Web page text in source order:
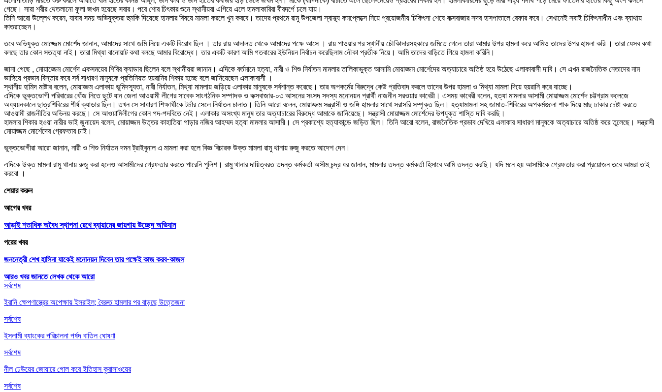
গেছে। সারা শরীর থেতলানো ফুলা জখম হয়েছে সবার। পরে শোর চিৎকার শুনে স্থানীয়রা এগিয়ে এলে হামলাকারিরা বীরদর্পে চলে যায়।
তিনি আরো উল্লেখ করেন, যাবার সময় অভিযুক্তরা হুমকি দিয়েছে হামলার বিষয়ে মামলা করলে খুন করবে। তাদের প্রথমে রামু উপজেলা স্বাস্থ্য কমপ্লেক্সে নিয়ে প্রয়োজনীয় চিকিৎসা শেষে কক্সবাজার সদর হাসপাতালে রেফার করে। সেখানেই সবাই চিকিৎসাধীন এবং ব্যাথায়
কাতরাচ্ছেন।
তবে অভিযুক্ত মোজ্জেম মোর্শেদ জানান, আমাদের সাথে জমি নিয়ে একটি বিরোধ ছিল । তার রায় আদালত থেকে আমাদের পক্ষে আসে । রায় পাওয়ার পর স্থানীয় চৌকিাদারসহকারে জমিতে গেলে তারা আমার উপর হামলা করে আমিও তাদের উপর হামলা করি । তারা যেসব কথা
বলছে তার কোন সতত্যা নাই। তারা মিথ্যা বানোয়াট কথা বলছে আমার বিরোদ্ধে। তার একটি কারণ আমি গতবারের ইউনিয়ন নির্বাচন করেছিলাম নৌকা প্রতীক নিয়ে। আমি তাদের বাড়িতে গিয়ে হামলা করিনি।
জানা গেছে , মোয়াজ্জেম মোর্শেদ একসময়ের শিবির ক্যাডার ছিলেন বলে স্থানীয়রা জানান। এদিকে বর্তমানে হত্যা, নারী ও শিশু নির্যাতন মামলার তালিকাভুক্ত আসামি মোয়াজ্জম মোর্শেদের অত্যাচারে অতিষ্ঠ হয়ে উঠেছে এলাকাবাসী দাবি। সে এখন রাজনৈতিক নেতাদের নাম
ভাঙ্গিয়ে প্রভাব বিস্তার করে সর্ব সাধারণ মানুষকে প্রতিনিয়ত হয়রানির শিকার হচ্ছে বলে জানিয়েছেন এলাকাবাসী ।
স্থানীয় হামিদ মাষ্টার বলেন, মোয়াজ্জম এলাকায় ভূমিদস্যূতা, নারী নির্যাতন, মিথ্যা মামলায় জড়িয়ে এলাকার মানুষকে সর্বশান্ত করেছে। তার অপকর্মের বিরুদ্ধে কেউ প্রতিবাদ করলে তাদের উপর হামলা ও মিথ্যা মামলা দিয়ে হয়রানি করে যাচ্ছে।
এদিকে ভুক্তভোগী পরিবারের খোঁজ নিতে ছুটে যান জেলা আওয়ামী লীগের সাবেক সাংগঠনিক সম্পাদক ও কক্সবাজার-০৩ আসনের সংসদ সদস্য মনোনয়ন প্রার্থী নাজনীন সরওয়ার কাবেরী। এসময় কাবেরী বলেন, হত্যা মামলার আসামী মোয়াজ্জম মোর্শেদ চট্টগ্রাম কলেজে
অধ্যয়নকালে ছাত্রশিবিরের শীর্ষ ক্যাডার ছিল। তখন সে সাধারণ শিক্ষার্থীকে টর্চার সেলে নির্যাতন চালাত। তিনি আরো বলেন, মোয়াজ্জম সন্ত্রাসী ও জঙ্গি হামলার সাথে সরাসরি সম্পৃক্ত ছিল। হত্যামামলা সহ জামাত-শিবিরের অপকর্মগুলো শাক দিয়ে মাছ ঢাকার চেষ্টা করতে
আওয়ামী রাজনীতির অভিনয় করছে। সে আওয়ামিলীগের কোন পদ-পদবিতে নেই। এলাকার অসংখ্য মানুষ তার অত্যাচারের বিরুদ্ধে আমাকে জানিয়েছে। সন্ত্রাসী মোয়াজ্জম মোর্শেদের উপযুক্ত শাস্তি দাবি করছি।
হামলার শিকার হওয়া নারীর ভাই জুনায়েদ বলেন, মোয়াজ্জম উত্তর কাহাতিয়া পাড়ার নজির আহম্মদ হত্যা মামলার আসামী। সে প্রকাশ্যে হত্যাকান্ডে জড়িত ছিল। তিনি আরো বলেন, রাজনৈতিক প্রভাব দেখিয়ে এলাকার সাধারণ মানুষকে অত্যাচারে অতিষ্ঠ করে তুলেছে। সন্ত্রাসী
মোয়াজ্জম মোর্শেদের গ্রেফতার চাই।
ভুক্তভোগীরা আরো জানান, নারী ও শিশু নির্যাতন দমন ট্রাইবুনাল এ মামলা করা হলে বিজ্ঞ বিচারক উক্ত মামলা রামু থানায় রুজু করতে আদেশ দেন।
এদিকে উক্ত মামলা রামু থানায় রুজু করা হলেও আসামীদের গ্রেফতার করতে পারেনি পুলিশ। রামু থানার দায়িত্বরত তদন্ত কর্মকর্তা অসীম চন্দ্র ধর জানান, মামলার তদন্ত কর্মকর্তা হিসাবে আমি তদন্ত করছি। যদি মনে হয় আসামীকে গ্রেফতার করা প্রয়োজন তবে আমরা তাই
করবো ।
শেয়ার করুন
আগের খবর
আড়াই শতাধিক অবৈধ স্থাপনা রেখে ব্যায়ামের জায়গায় উচ্ছেদ অভিযান
পরের খবর
জননেত্রী শেখ হাসিনা যাকেই মনোনয়ন দিবেন তার পক্ষেই কাজ করব-কাজল
আরও খবর জানতে লেখক থেকে আরো
সর্বশেষ
ইরানি ক্ষেপণাস্ত্রের অপেক্ষায় ইসরাইল; বৈরুত হামলার পর বাড়ছে উত্তেজনা
সর্বশেষ
ইসলামী ব্যাংকের পরিচালনা পর্ষদ বাতিল ঘোষণা
সর্বশেষ
নীল ঢেউয়ের জোয়ারে গোল করে ইতিহাস কুরাসাওয়ের
সর্বশেষ